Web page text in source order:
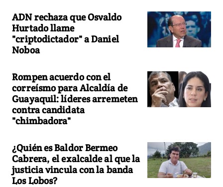
ADN rechaza que Osvaldo
Hurtado llame
"criptodictador" a Daniel
Noboa
Rompen acuerdo con el
correísmo para Alcaldía de
Guayaquil: líderes arremeten
contra candidata
"chimbadora"
¿Quién es Baldor Bermeo
Cabrera, el exalcalde al que la
justicia vincula con la banda
Los Lobos?